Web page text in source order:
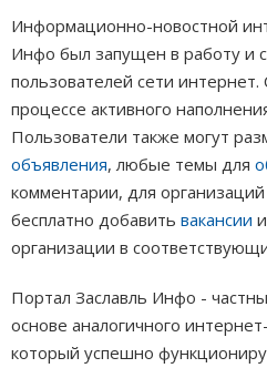
Информационно-новостной
Инфо был запущен в работу и
пользователей сети интернет.
процессе активного
Пользователи также могут
объявления, любые темы для
комментарии, для
бесплатно добавить вакансии
организации в
Портал Заславль Инфо -
основе аналогичного
который успешно